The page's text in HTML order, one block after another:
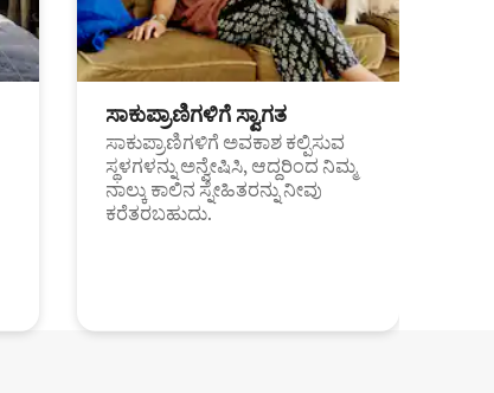
ಸಾಕುಪ್ರಾಣಿಗಳಿಗೆ ಸ್ವಾಗತ
ಸಾಕುಪ್ರಾಣಿಗಳಿಗೆ ಅವಕಾಶ ಕಲ್ಪಿಸುವ
ಸ್ಥಳಗಳನ್ನು ಅನ್ವೇಷಿಸಿ, ಆದ್ದರಿಂದ ನಿಮ್ಮ
ನಾಲ್ಕು ಕಾಲಿನ ಸ್ನೇಹಿತರನ್ನು ನೀವು
ಕರೆತರಬಹುದು.